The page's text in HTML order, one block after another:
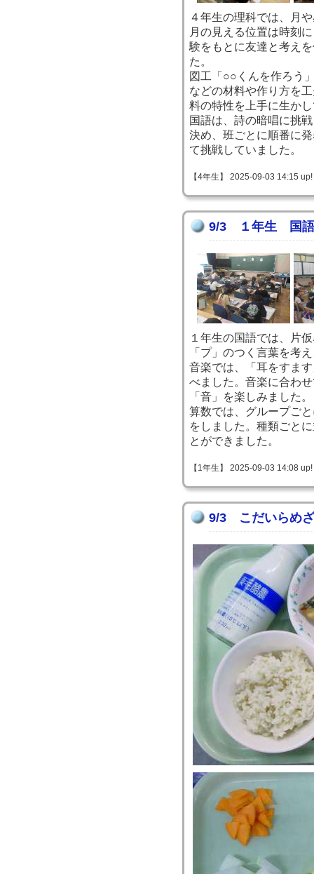
４年生の理科では、月
月の見える位置は時刻
験をもとに友達と考え
た。
図工「○○くんを作ろう
などの材料や作り方を
料の特性を上手に生か
国語は、詩の暗唱に挑
決め、班ごとに順番に
て挑戦していました。
【4年生】 2025-09-03 14:15 up!
9/3 １年生 国
１年生の国語では、片
「プ」のつく言葉を考
音楽では、「耳をすま
べました。音楽に合わ
「音」を楽しみました。
算数では、グループご
をしました。種類ごと
とができました。
【1年生】 2025-09-03 14:08 up!
9/3 こだいらめ